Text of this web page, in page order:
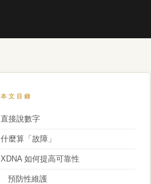
本文目錄
直接說數字
什麼算「故障」
XDNA 如何提高可靠性
預防性維護